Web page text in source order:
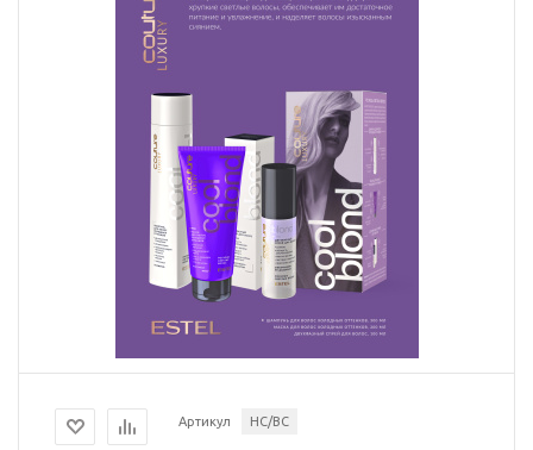
Артикул HC/BC